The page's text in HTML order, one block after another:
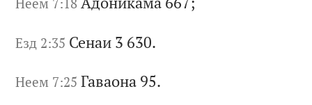
Езд 2:35 Сенаи 3 630.
Неем 7:25 Гаваона 95.